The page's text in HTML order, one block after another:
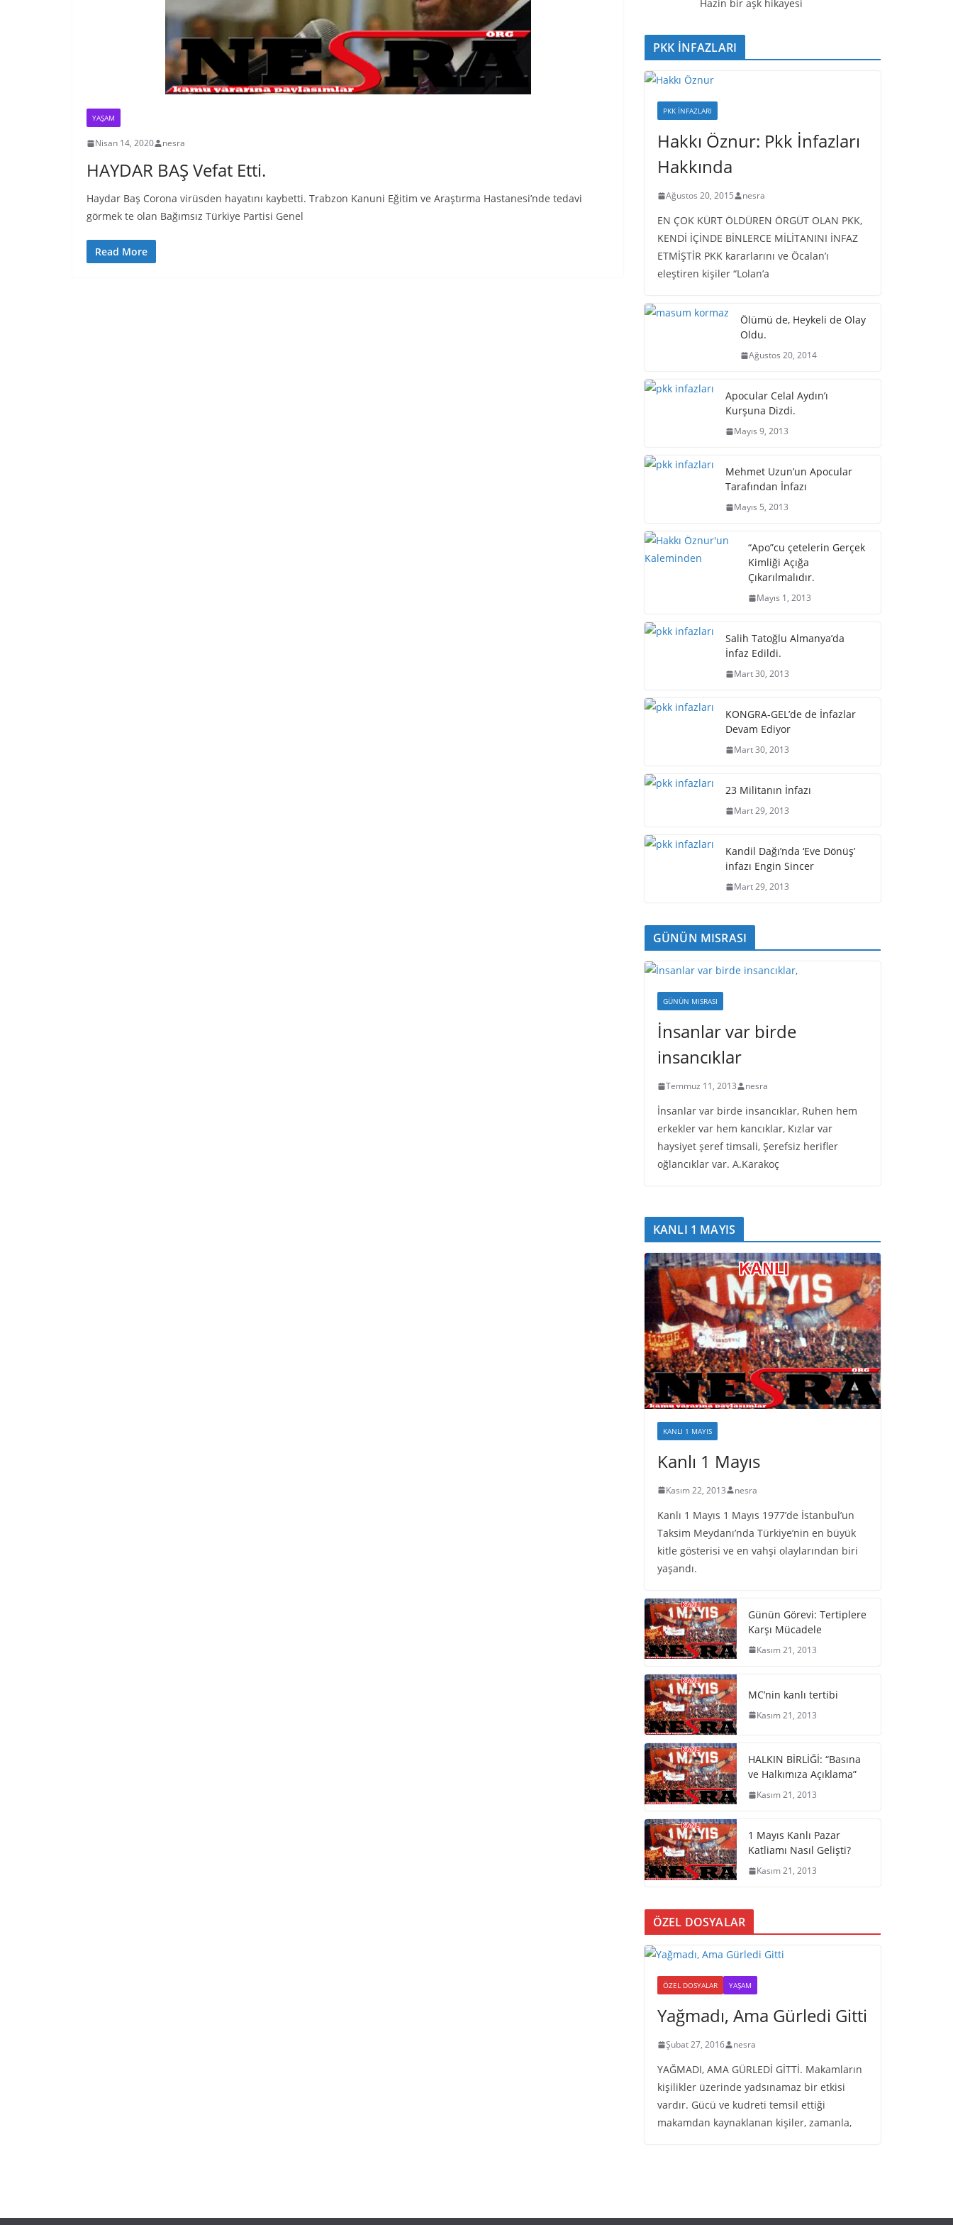
YAŞAM
Nisan 14, 2020 nesra
HAYDAR BAŞ Vefat Etti.
Haydar Baş Corona virüsden hayatını kaybetti. Trabzon Kanuni Eğitim ve Araştırma Hastanesi’nde tedavi
görmek te olan Bağımsız Türkiye Partisi Genel
Read More
ı
Hazin bir aşk hikayesi
PKK İNFAZLARI
PKK İNFAZLARI
Hakkı Öznur: Pkk İnfazları
Hakkında
Ağustos 20, 2015 nesra
EN ÇOK KÜRT ÖLDÜREN ÖRGÜT OLAN PKK,
KENDİ İÇİNDE BİNLERCE MİLİTANINI İNFAZ
ETMİŞTİR PKK kararlarını ve Öcalan’ı
eleştiren kişiler “Lolan’a
Ölümü de, Heykeli de Olay
Oldu.
Ağustos 20, 2014
Apocular Celal Aydın’ı
Kurşuna Dizdi.
Mayıs 9, 2013
Mehmet Uzun’un Apocular
Tarafından İnfazı
Mayıs 5, 2013
“Apo”cu çetelerin Gerçek
Kimliği Açığa
Çıkarılmalıdır.
Mayıs 1, 2013
Salih Tatoğlu Almanya’da
İnfaz Edildi.
Mart 30, 2013
KONGRA-GEL’de de İnfazlar
Devam Ediyor
Mart 30, 2013
23 Militanın İnfazı
Mart 29, 2013
Kandil Dağı’nda ‘Eve Dönüş’
infazı Engin Sincer
Mart 29, 2013
GÜNÜN MISRASI
GÜNÜN MISRASI
İnsanlar var birde
insancıklar
Temmuz 11, 2013 nesra
İnsanlar var birde insancıklar, Ruhen hem
erkekler var hem kancıklar, Kızlar var
haysiyet şeref timsali, Şerefsiz herifler
oğlancıklar var. A.Karakoç
KANLI 1 MAYIS
KANLI 1 MAYIS
Kanlı 1 Mayıs
Kasım 22, 2013 nesra
Kanlı 1 Mayıs 1 Mayıs 1977’de İstanbul’un
Taksim Meydanı’nda Türkiye’nin en büyük
kitle gösterisi ve en vahşi olaylarından biri
yaşandı.
Günün Görevi: Tertiplere
Karşı Mücadele
Kasım 21, 2013
MC’nin kanlı tertibi
Kasım 21, 2013
HALKIN BİRLİĞİ: “Basına
ve Halkımıza Açıklama”
Kasım 21, 2013
1 Mayıs Kanlı Pazar
Katliamı Nasıl Gelişti?
Kasım 21, 2013
ÖZEL DOSYALAR
ÖZEL DOSYALAR YAŞAM
Yağmadı, Ama Gürledi Gitti
Şubat 27, 2016 nesra
YAĞMADI, AMA GÜRLEDİ GİTTİ. Makamların
kişilikler üzerinde yadsınamaz bir etkisi
vardır. Gücü ve kudreti temsil ettiği
makamdan kaynaklanan kişiler, zamanla,